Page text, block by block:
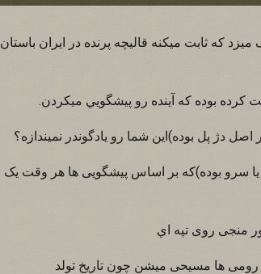
که ثابت ميکنه قاليچه پرنده در ايران باستان
کرده بوده که آينده رو پيشگويي ميکردن.
دژ پل بوده)اين شما رو يادگوندر نميندازه؟
يا سرو بوده)که بر اساس پيشگويی ها هر وقت يک
منجی روی تپه اي
رومی ها مسيحی ميشن چون تاريخ تولد